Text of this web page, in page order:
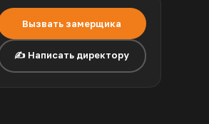
Вызвать замерщика
✍️ Написать директору